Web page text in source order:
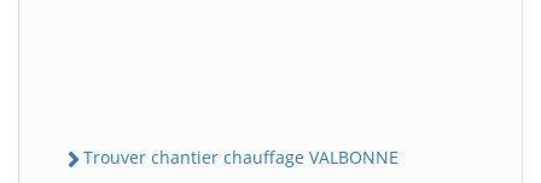
Trouver chantier chauffage VALBONNE